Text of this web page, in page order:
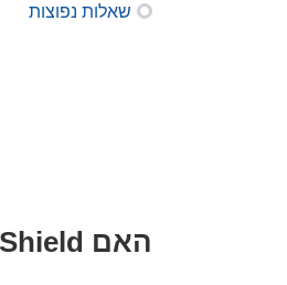
שאלות נפוצות
האם Hotspot Shield או Hide My IP VPN טוב יותר במחיר, מהירות, סטרימינג, גיימינג ופרטיות?